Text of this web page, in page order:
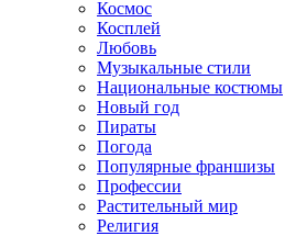
Космос
Косплей
Любовь
Музыкальные стили
Национальные костюмы
Новый год
Пираты
Погода
Популярные франшизы
Профессии
Растительный мир
Религия